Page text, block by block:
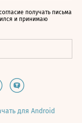
получать письма
и принимаю
для Android